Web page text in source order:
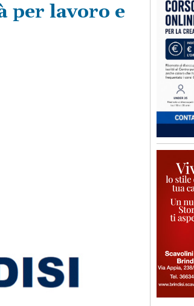
per lavoro e